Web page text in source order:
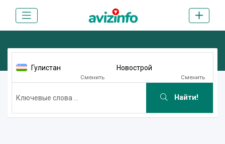
Гулистан
Сменить
Новострой
Сменить
Найти!